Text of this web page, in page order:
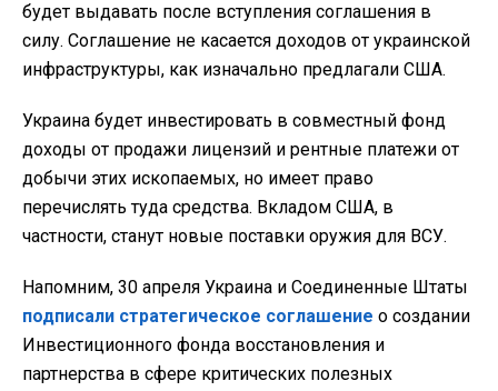
будет выдавать после вступления соглашения в
силу. Соглашение не касается доходов от украинской
инфраструктуры, как изначально предлагали США.
Украина будет инвестировать в совместный фонд
доходы от продажи лицензий и рентные платежи от
добычи этих ископаемых, но имеет право
перечислять туда средства. Вкладом США, в
частности, станут новые поставки оружия для ВСУ.
Напомним, 30 апреля Украина и Соединенные Штаты
подписали стратегическое соглашение о создании
Инвестиционного фонда восстановления и
партнерства в сфере критических полезных